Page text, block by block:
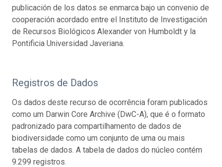
publicación de los datos se enmarca bajo un convenio de
cooperación acordado entre el Instituto de Investigación
de Recursos Biológicos Alexander von Humboldt y la
Pontificia Universidad Javeriana.
Registros de Dados
Os dados deste recurso de ocorrência foram publicados
como um Darwin Core Archive (DwC-A), que é o formato
padronizado para compartilhamento de dados de
biodiversidade como um conjunto de uma ou mais
tabelas de dados. A tabela de dados do núcleo contém
9.299 registros.